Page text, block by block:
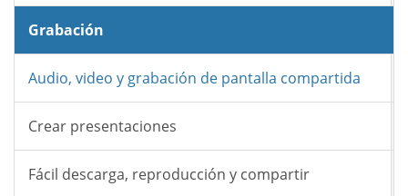
Grabación
Audio, video y grabación de pantalla compartida
Crear presentaciones
Fácil descarga, reproducción y compartir